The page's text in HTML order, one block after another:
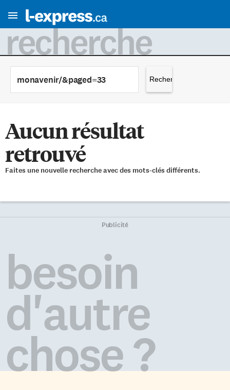
recherche
Aucun résultat
retrouvé
Faites une nouvelle recherche avec des mots-clés différents.
Publicité
besoin
d'autre
chose ?